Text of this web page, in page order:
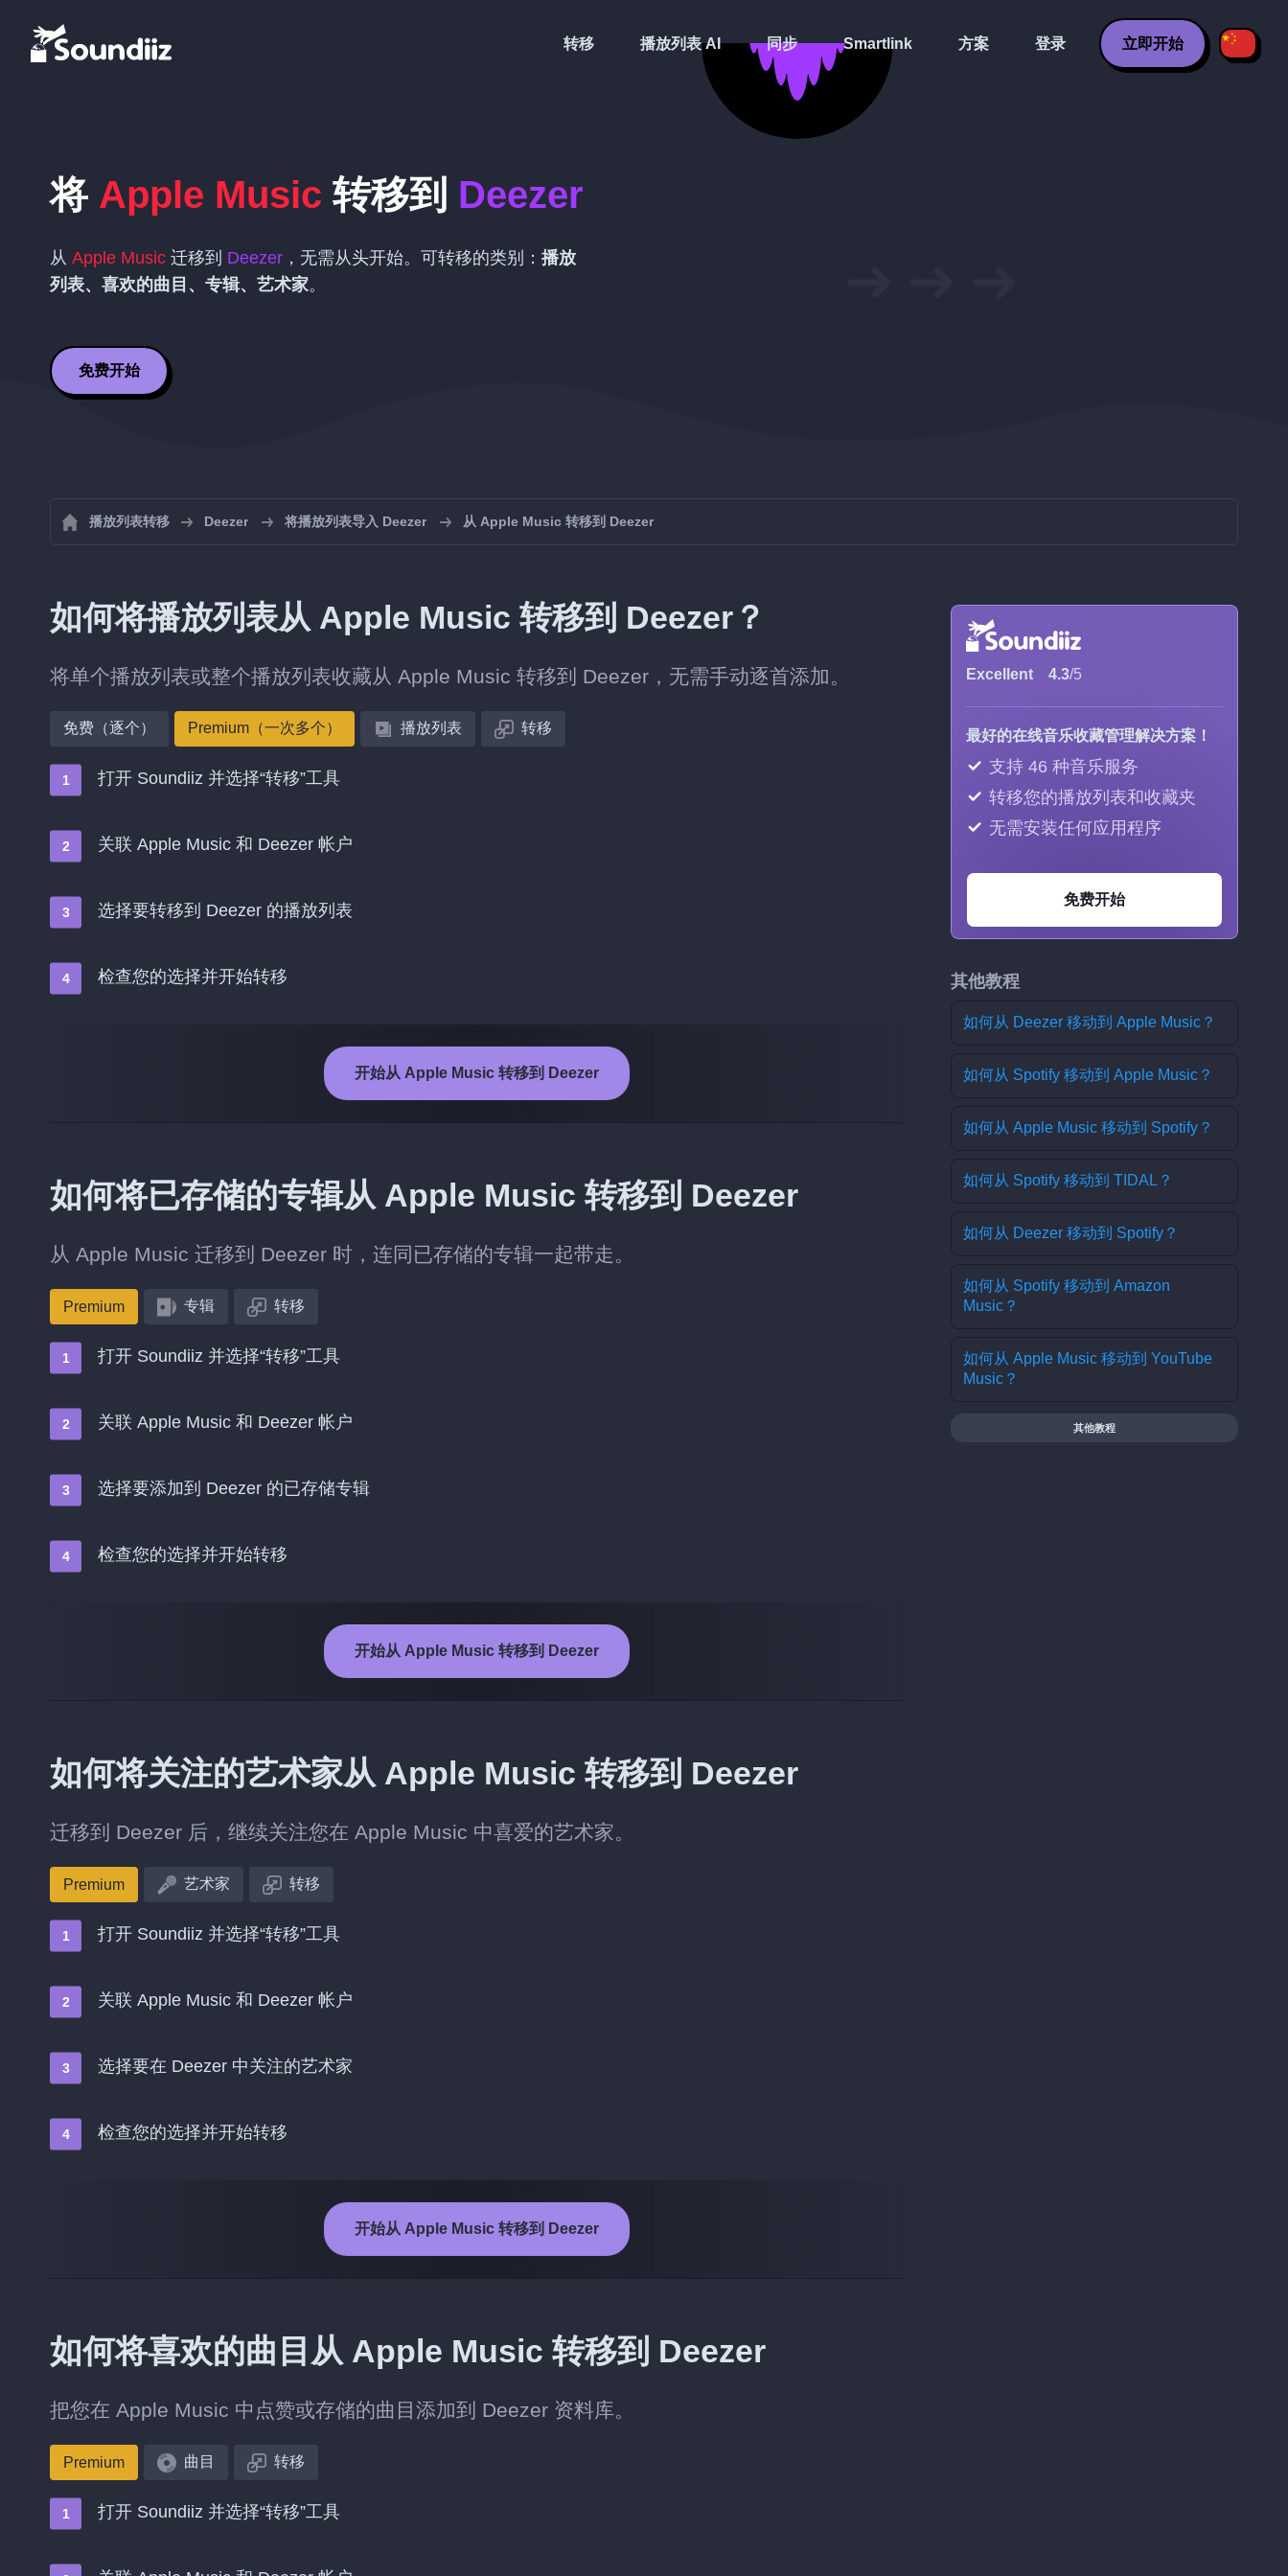
转移 播放列表 AI 同步 Smartlink 方案 登录 立即开始
将 Apple Music 转移到 Deezer
从 Apple Music 迁移到 Deezer ，无需从头开始。可转移的类别： 播放
列表、喜欢的曲目、专辑、艺术家。
免费开始
播放列表转移 Deezer 将播放列表导入 Deezer 从 Apple Music 转移到 Deezer
如何将播放列表从 Apple Music 转移到 Deezer？
将单个播放列表或整个播放列表收藏从 Apple Music 转移到 Deezer，无需手动逐首添加。
免费（逐个） Premium（一次多个） 播放列表 转移
打开 Soundiiz 并选择“转移”工具
关联 Apple Music 和 Deezer 帐户
选择要转移到 Deezer 的播放列表
检查您的选择并开始转移
开始从 Apple Music 转移到 Deezer
如何将已存储的专辑从 Apple Music 转移到 Deezer
从 Apple Music 迁移到 Deezer 时，连同已存储的专辑一起带走。
Premium 专辑 转移
打开 Soundiiz 并选择“转移”工具
关联 Apple Music 和 Deezer 帐户
选择要添加到 Deezer 的已存储专辑
检查您的选择并开始转移
开始从 Apple Music 转移到 Deezer
如何将关注的艺术家从 Apple Music 转移到 Deezer
迁移到 Deezer 后，继续关注您在 Apple Music 中喜爱的艺术家。
Premium 艺术家 转移
打开 Soundiiz 并选择“转移”工具
关联 Apple Music 和 Deezer 帐户
选择要在 Deezer 中关注的艺术家
检查您的选择并开始转移
开始从 Apple Music 转移到 Deezer
如何将喜欢的曲目从 Apple Music 转移到 Deezer
把您在 Apple Music 中点赞或存储的曲目添加到 Deezer 资料库。
Premium 曲目 转移
打开 Soundiiz 并选择“转移”工具
Excellent 4.3/5
最好的在线音乐收藏管理解决方案！
支持 46 种音乐服务
转移您的播放列表和收藏夹
无需安装任何应用程序
免费开始
其他教程
如何从 Deezer 移动到 Apple Music？
如何从 Spotify 移动到 Apple Music？
如何从 Apple Music 移动到 Spotify？
如何从 Spotify 移动到 TIDAL？
如何从 Deezer 移动到 Spotify？
如何从 Spotify 移动到 Amazon
Music？
如何从 Apple Music 移动到 YouTube
Music？
其他教程